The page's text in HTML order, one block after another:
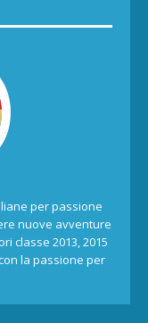
per passione
nuove avventure
classe 2013, 2015
la passione per